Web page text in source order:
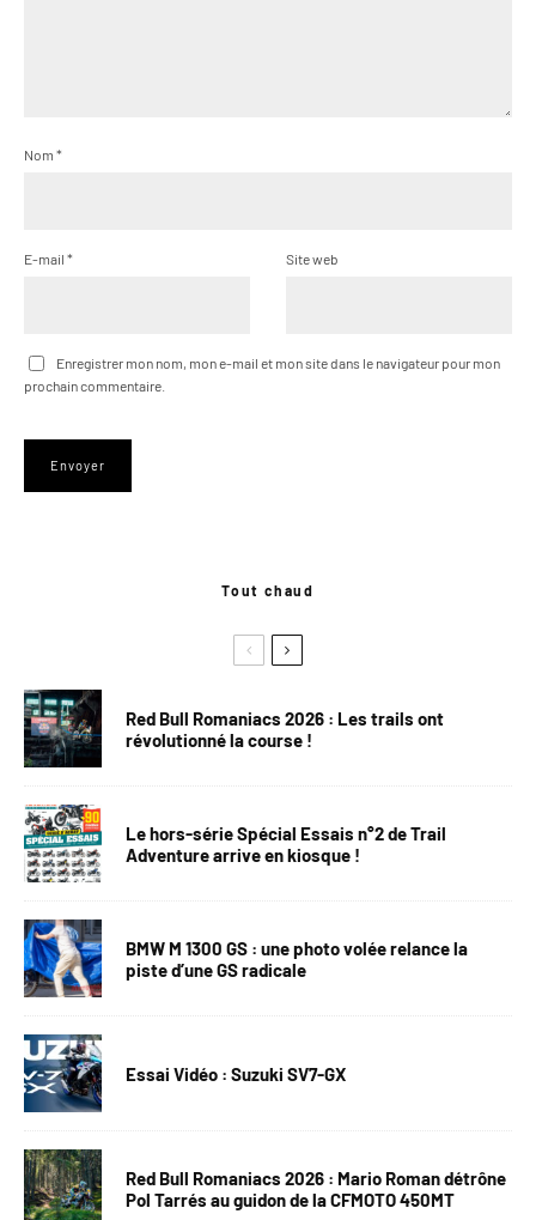
Nom *
E-mail * Site web
Enregistrer mon nom, mon e-mail et mon site dans le navigateur pour mon
prochain commentaire.
Tout chaud
Red Bull Romaniacs 2026 : Les trails ont
révolutionné la course !
Le hors-série Spécial Essais n°2 de Trail
Adventure arrive en kiosque !
BMW M 1300 GS : une photo volée relance la
piste d’une GS radicale
Essai Vidéo : Suzuki SV7-GX
Red Bull Romaniacs 2026 : Mario Roman détrône
Pol Tarrés au guidon de la CFMOTO 450MT